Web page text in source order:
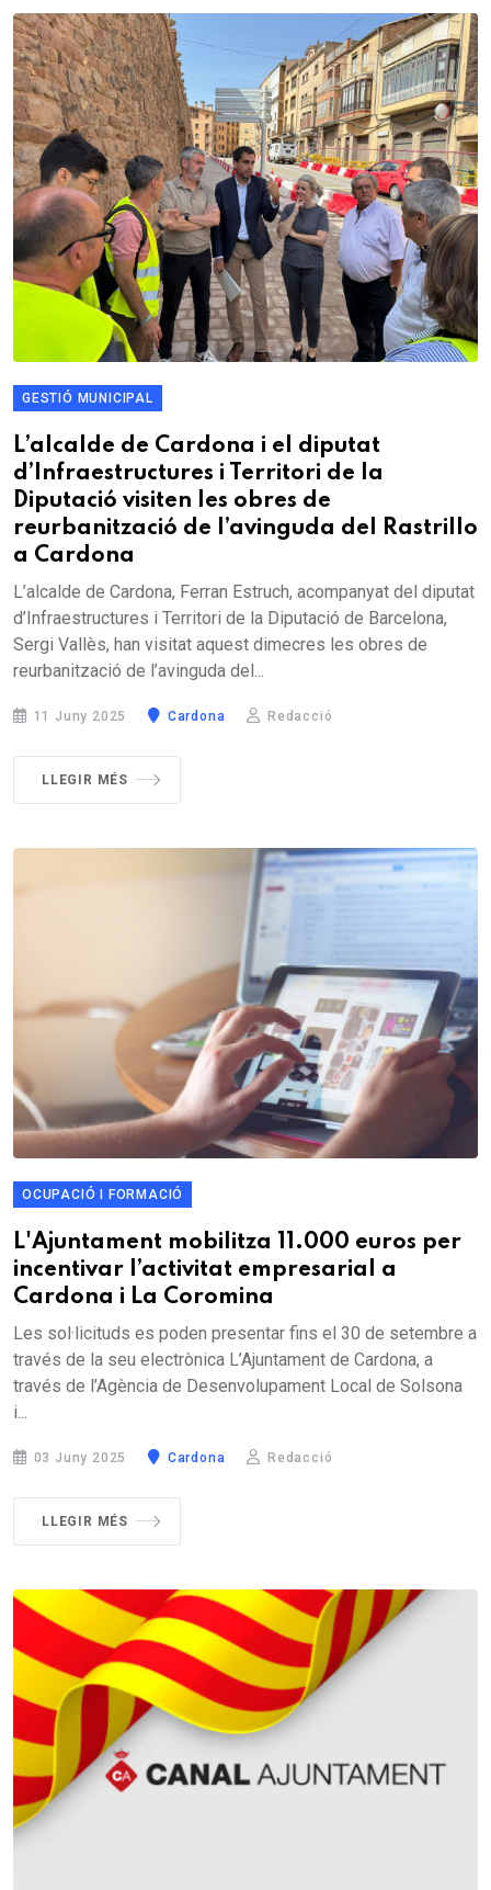
GESTIÓ MUNICIPAL
L’alcalde de Cardona i el diputat
d’Infraestructures i Territori de la
Diputació visiten les obres de
reurbanització de l’avinguda del Rastrillo
a Cardona
L’alcalde de Cardona, Ferran Estruch, acompanyat del diputat
d’Infraestructures i Territori de la Diputació de Barcelona,
Sergi Vallès, han visitat aquest dimecres les obres de
reurbanització de l’avinguda del...
11 Juny 2025 Cardona Redacció
LLEGIR MÉS
OCUPACIÓ I FORMACIÓ
L'Ajuntament mobilitza 11.000 euros per
incentivar l’activitat empresarial a
Cardona i La Coromina
Les sol·licituds es poden presentar fins el 30 de setembre a
través de la seu electrònica L’Ajuntament de Cardona, a
través de l’Agència de Desenvolupament Local de Solsona
i...
03 Juny 2025 Cardona Redacció
LLEGIR MÉS